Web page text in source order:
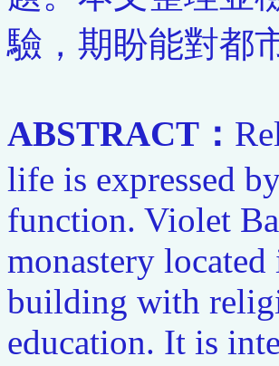
驗，期盼能對都
ABSTRACT：
life is expressed
function. Violet
monastery
building with
education. It is